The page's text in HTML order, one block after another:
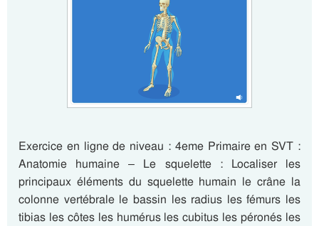
Exercice en ligne de niveau : 4eme Primaire en SVT :
Anatomie humaine – Le squelette : Localiser les
principaux éléments du squelette humain le crâne la
colonne vertébrale le bassin les radius les fémurs les
tibias les côtes les humérus les cubitus les péronés les